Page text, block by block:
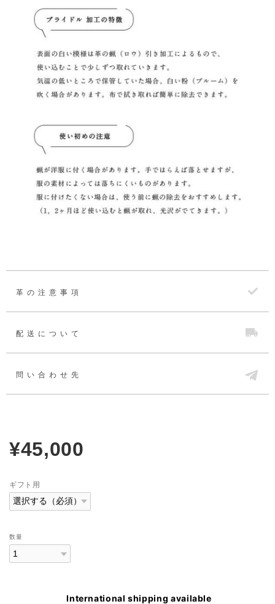
革の注意事項
配送について
問い合わせ先
¥45,000
ギフト用
数量
International shipping available